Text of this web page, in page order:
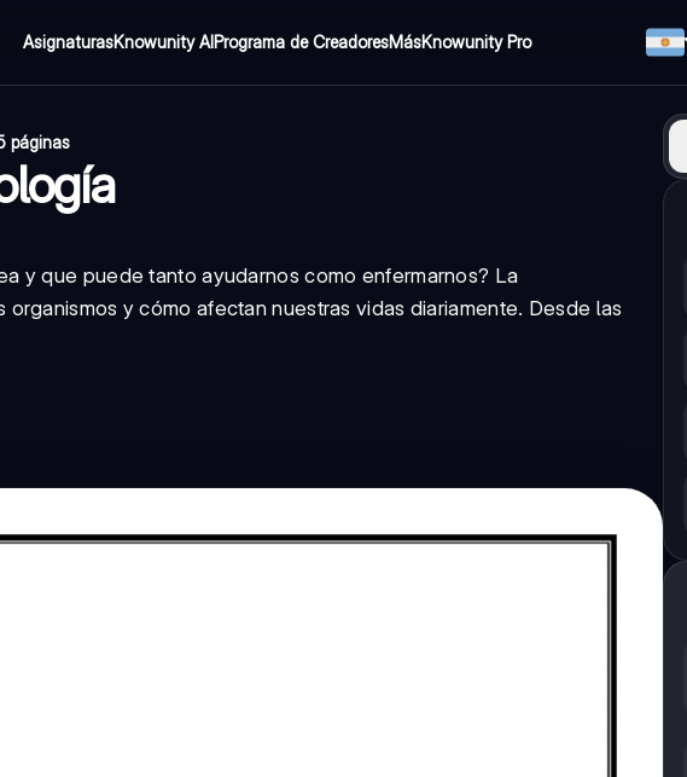
AsignaturasKnowunity AIPrograma de CreadoresMásKnowunity Pro
páginas
y que puede tanto ayudarnos como enfermarnos? La
y cómo afectan nuestras vidas diariamente. Desde las